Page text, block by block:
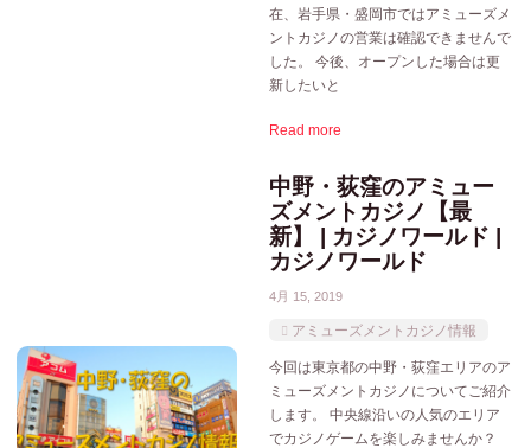
在、岩手県・盛岡市ではアミューズメ
ントカジノの営業は確認できませんで
した。 今後、オープンした場合は更
新したいと
Read more
中野・荻窪のアミュー
ズメントカジノ【最
新】 | カジノワールド |
カジノワールド
4月 15, 2019
アミューズメントカジノ情報
今回は東京都の中野・荻窪エリアのア
ミューズメントカジノについてご紹介
します。 中央線沿いの人気のエリア
でカジノゲームを楽しみませんか？